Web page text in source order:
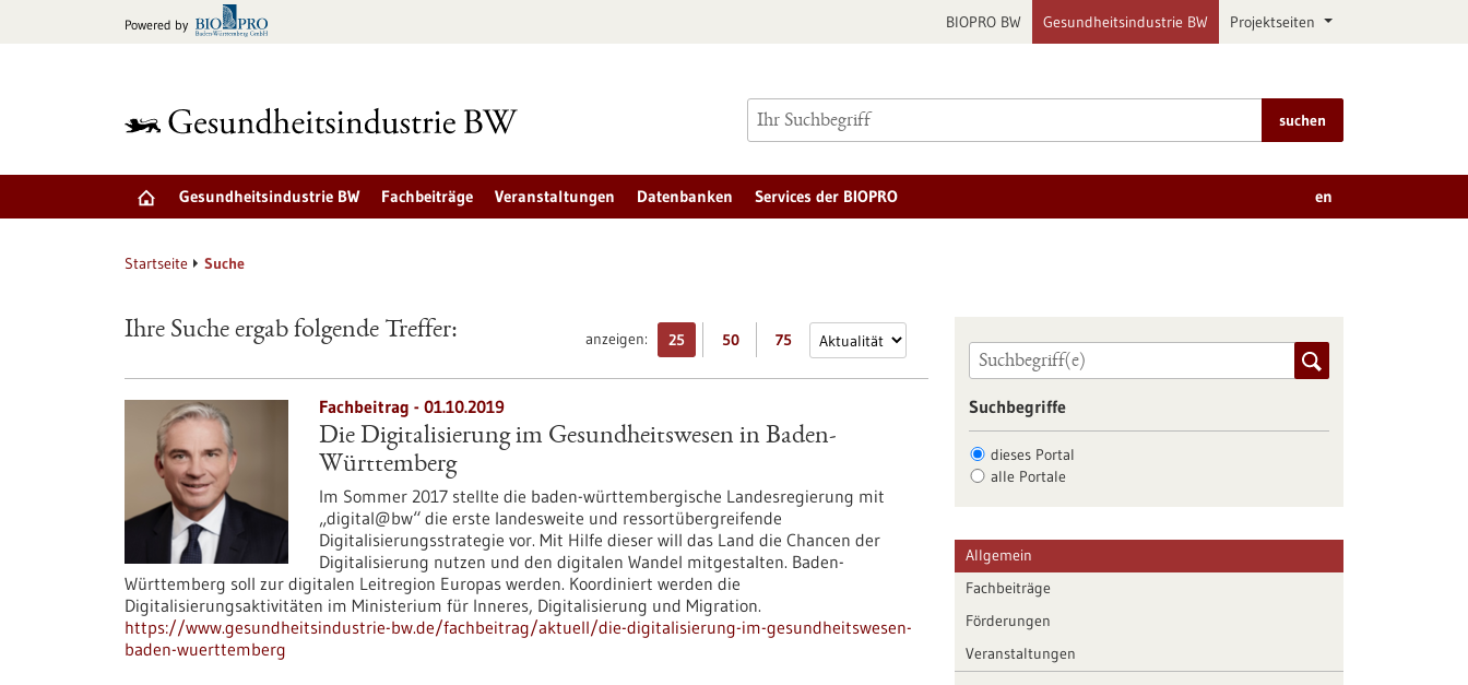
Powered by BIOPRO BW Gesundheitsindustrie BW Projektseiten
suchen
Gesundheitsindustrie BW Fachbeiträge Veranstaltungen Datenbanken Services der BIOPRO en
Startseite Suche
anzeigen: 25 50 75
Ihre Suche ergab folgende Treffer:
Fachbeitrag - 01.10.2019
Die Digitalisierung im Gesundheitswesen in Baden-
Württemberg
Im Sommer 2017 stellte die baden-württembergische Landesregierung mit
„digital@bw“ die erste landesweite und ressortübergreifende
Digitalisierungsstrategie vor. Mit Hilfe dieser will das Land die Chancen der
Digitalisierung nutzen und den digitalen Wandel mitgestalten. Baden-
Württemberg soll zur digitalen Leitregion Europas werden. Koordiniert werden die
Digitalisierungsaktivitäten im Ministerium für Inneres, Digitalisierung und Migration.
https://www.gesundheitsindustrie-bw.de/fachbeitrag/aktuell/die-digitalisierung-im-gesundheitswesen-
baden-wuerttemberg
Suchbegriffe
dieses Portal
alle Portale
Allgemein
Fachbeiträge
Förderungen
Veranstaltungen